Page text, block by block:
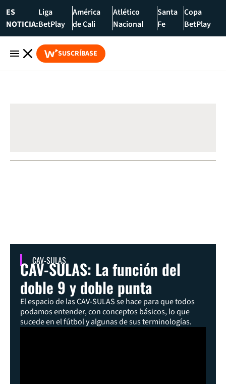
ES
NOTICIA:
Liga
BetPlay
América
de Cali
Atlético
Nacional
Santa
Fe
Copa
BetPlay
SUSCRÍBASE
CAV-SULAS
CAV-SULAS: La función del
doble 9 y doble punta
El espacio de las CAV-SULAS se hace para que todos
podamos entender, con conceptos básicos, lo que
sucede en el fútbol y algunas de sus terminologías.